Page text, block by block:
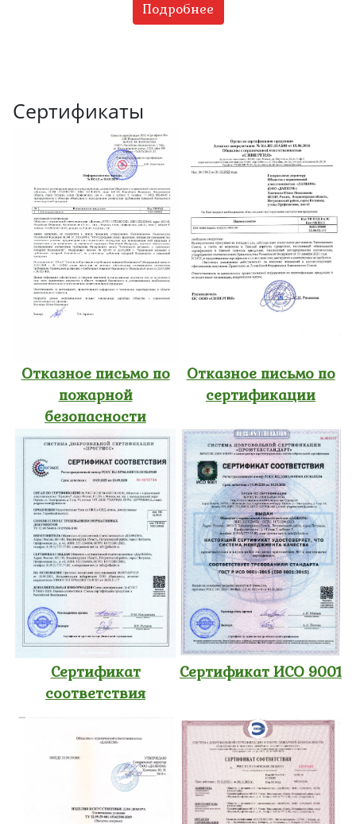
Подробнее
Сертификаты
Отказное письмо по
пожарной
безопасности
Отказное письмо по
сертификации
Сертификат
соответствия
Сертификат ИСО 9001